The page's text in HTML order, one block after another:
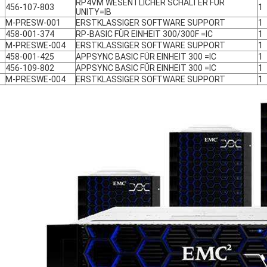
456-107-803
RP4VM WESENTLICHER SCHALTER FÜR
UNITY=IB
1
M-PRESW-001 ERSTKLASSIGER SOFTWARE SUPPORT
1
458-001-374 RP-BASIC FÜR EINHEIT 300/300F =IC
1
M-PRESWE-004 ERSTKLASSIGER SOFTWARE SUPPORT
1
458-001-425 APPSYNC BASIC FÜR EINHEIT 300 =IC
1
456-109-802 APPSYNC BASIC FÜR EINHEIT 300 =IC
1
M-PRESWE-004 ERSTKLASSIGER SOFTWARE SUPPORT 1